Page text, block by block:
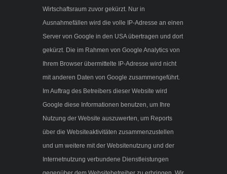
Wirtschaftsraum zuvor gekürzt. Nur in
Ausnahmefällen wird die volle IP-Adresse an einen
Server von Google in den USA übertragen und dort
gekürzt. Die im Rahmen von Google Analytics von
Ihrem Browser übermittelte IP-Adresse wird nicht
mit anderen Daten von Google zusammengeführt.
Im Auftrag des Betreibers dieser Website wird
Google diese Informationen benutzen, um Ihre
Nutzung der Website auszuwerten, um Reports
über die Websiteaktivitäten zusammenzustellen
und um weitere mit der Websitenutzung und der
Internetnutzung verbundene Dienstleistungen